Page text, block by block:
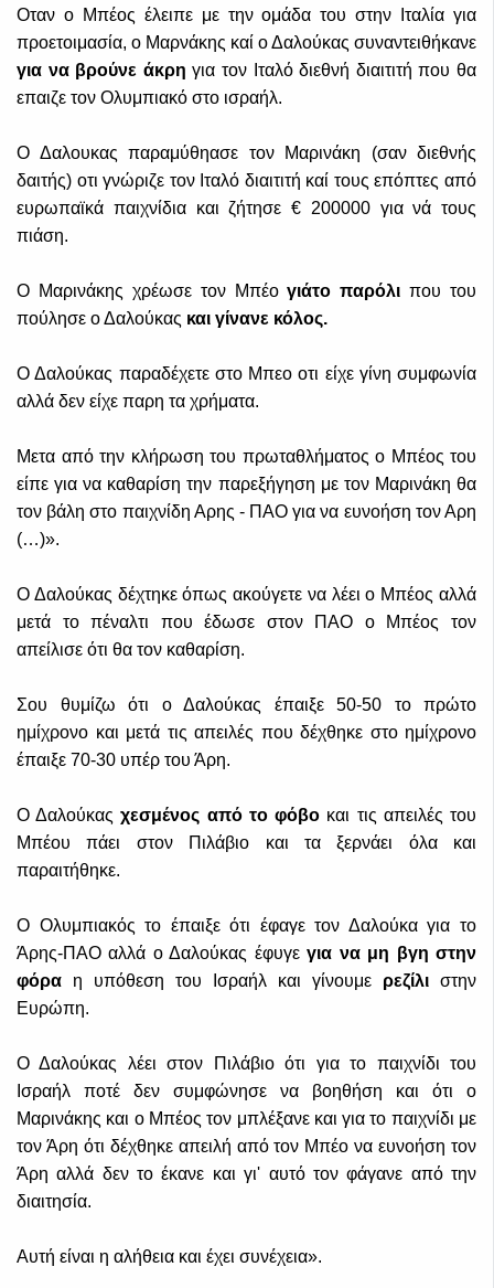
Οταν ο Μπέος έλειπε με την ομάδα του στην Ιταλία για
προετοιμασία, ο Μαρνάκης καί ο Δαλούκας συναντειθήκανε
για να βρούνε άκρη για τον Ιταλό διεθνή διαιτιτή που θα
επαιζε τον Ολυμπιακό στο ισραήλ.
Ο Δαλουκας παραμύθηασε τον Μαρινάκη (σαν διεθνής
δαιτής) οτι γνώριζε τον Ιταλό διαιτιτή καί τους επόπτες από
ευρωπαϊκά παιχνίδια και ζήτησε € 200000 για νά τους
πιάση.
Ο Μαρινάκης χρέωσε τον Μπέογιάτο παρόλι που του
πούλησε ο Δαλούκας και γίνανε κόλος.
Ο Δαλούκας παραδέχετε στο Μπεο οτι είχε γίνη συμφωνία
αλλά δεν είχε παρη τα χρήματα.
Μετα από την κλήρωση του πρωταθλήματος ο Μπέος του
είπε για να καθαρίση την παρεξήγηση με τον Μαρινάκη θα
τον βάλη στο παιχνίδη Αρης - ΠΑΟ για να ευνοήση τον Αρη
(…)».
Ο Δαλούκας δέχτηκε όπως ακούγετε να λέει ο Μπέος αλλά
μετά το πέναλτι που έδωσε στον ΠΑΟ ο Μπέος τον
απείλισε ότι θα τον καθαρίση.
Σου θυμίζω ότι ο Δαλούκας έπαιξε 50-50 το πρώτο
ημίχρονο και μετά τις απειλές που δέχθηκε στο ημίχρονο
έπαιξε 70-30 υπέρ του Άρη.
Ο Δαλούκαςχεσμένος από το φόβο και τις απειλές του
Μπέου πάει στον Πιλάβιο και τα ξερνάει όλα και
παραιτήθηκε.
Ο Ολυμπιακός το έπαιξε ότι έφαγε τον Δαλούκα για το
Άρης-ΠΑΟ αλλά ο Δαλούκας έφυγεγια να μη βγη στην
φόρα η υπόθεση του Ισραήλ και γίνουμε ρεζίλι στην
Ευρώπη.
Ο Δαλούκας λέει στον Πιλάβιο ότι για το παιχνίδι του
Ισραήλ ποτέ δεν συμφώνησε να βοηθήση και ότι ο
Μαρινάκης και ο Μπέος τον μπλέξανε και για το παιχνίδι με
τον Άρη ότι δέχθηκε απειλή από τον Μπέο να ευνοήση τον
Άρη αλλά δεν το έκανε και γι' αυτό τον φάγανε από την
διαιτησία.
Αυτή είναι η αλήθεια και έχει συνέχεια».